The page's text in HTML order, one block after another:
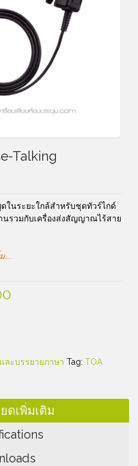
Talking
ในระยะใกล้สำหรับชุดทัวร์ไกด์
รวมกับเครื่องส่งสัญญาณไร้สาย
…..
ละบรรยายภาษา Tag: TOA
ดเพิ่มเติม